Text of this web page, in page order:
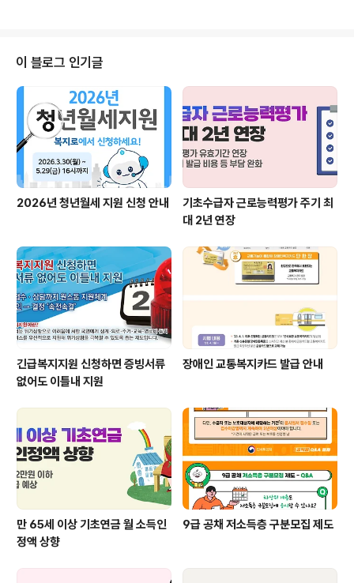
이 블로그 인기글
2026년 청년월세 지원 신청 안내
기초수급자 근로능력평가 주기 최
대 2년 연장
긴급복지지원 신청하면 증빙서류
없어도 이틀내 지원
장애인 교통복지카드 발급 안내
만 65세 이상 기초연금 월 소득인
정액 상향
9급 공채 저소득층 구분모집 제도